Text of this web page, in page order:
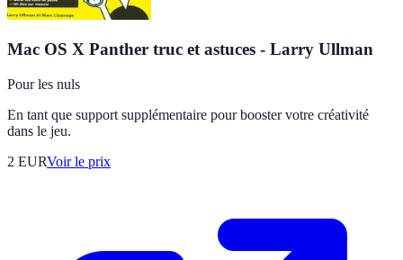
Mac OS X Panther truc et astuces - Larry Ullman
Pour les nuls
En tant que support supplémentaire pour booster votre créativité
dans le jeu.
2 EURVoir le prix